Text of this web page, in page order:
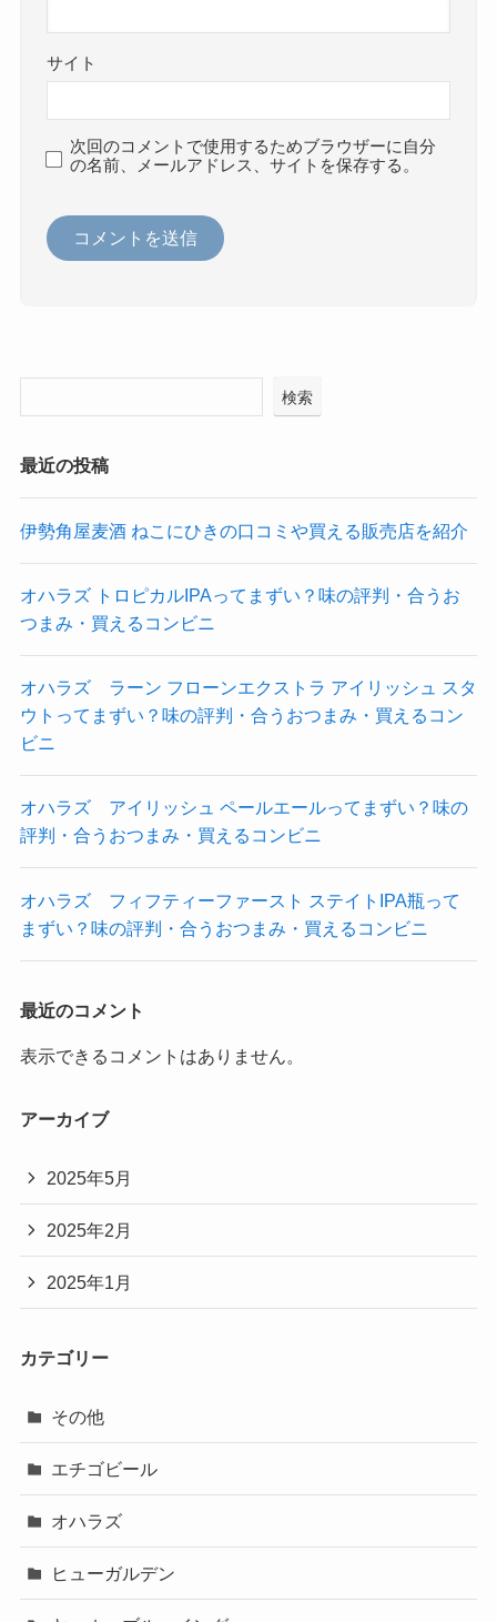
サイト
次回のコメントで使用するためブラウザーに自分
の名前、メールアドレス、サイトを保存する。
検索
最近の投稿
伊勢角屋麦酒 ねこにひきの口コミや買える販売店を紹介
オハラズ トロピカルIPAってまずい？味の評判・合うお
つまみ・買えるコンビニ
オハラズ ラーン フローンエクストラ アイリッシュ スタ
ウトってまずい？味の評判・合うおつまみ・買えるコン
ビニ
オハラズ アイリッシュ ペールエールってまずい？味の
評判・合うおつまみ・買えるコンビニ
オハラズ フィフティーファースト ステイトIPA瓶って
まずい？味の評判・合うおつまみ・買えるコンビニ
最近のコメント
表示できるコメントはありません。
アーカイブ
2025年5月
2025年2月
2025年1月
カテゴリー
その他
エチゴビール
オハラズ
ヒューガルデン